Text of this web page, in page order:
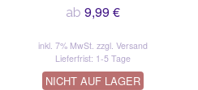
ab9,99 €
inkl. 7% MwSt.zzgl. Versand
Lieferfrist: 1-5 Tage
NICHT AUF LAGER